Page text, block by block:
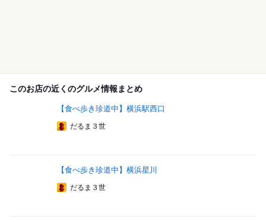
このお店の近くのグルメ情報まとめ
【食べ歩き珍道中】横浜駅西口
だるま３世
【食べ歩き珍道中】横浜星川
だるま３世